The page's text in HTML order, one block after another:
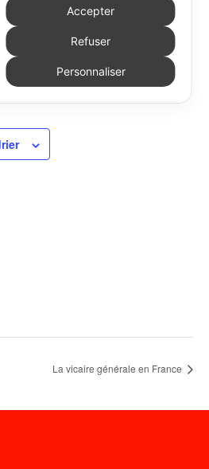
août 2025
Prieure générale effectuera sa
d’Amérique latine.
La vicaire générale en France
Accepter
Refuser
Personnaliser